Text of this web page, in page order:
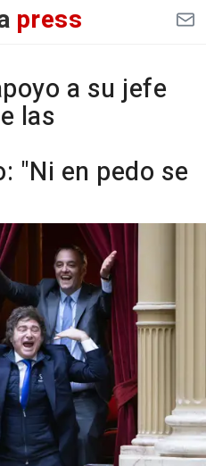
press
a su jefe
las
"Ni en pedo se